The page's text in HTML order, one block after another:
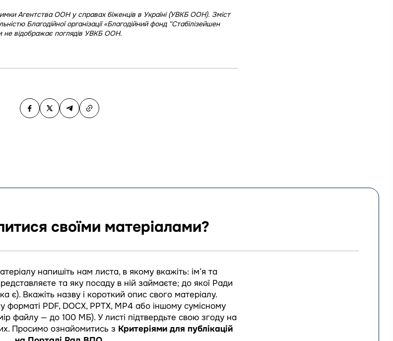
Агентства ООН у справах біженців в Україні (УВКБ ООН). Зміст
Благодійної організації «Благодійний фонд “Стабілізейшен
не відображає поглядів УВКБ ООН.
своїми матеріалами?
напишіть нам листа, в якому вкажіть: ім’я та
та яку посаду в ній займаєте; до якої Ради
є). Вкажіть назву і короткий опис свого матеріалу.
форматі PDF, DOCX, PPTX, MP4 або іншому сумісному
файлу — до 100 МБ). У листі підтвердьте свою згоду на
Просимо ознайомитись з Критеріями для публікацій